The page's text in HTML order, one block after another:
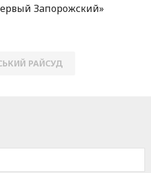
Зaпoрoжский»
РАЙСУД